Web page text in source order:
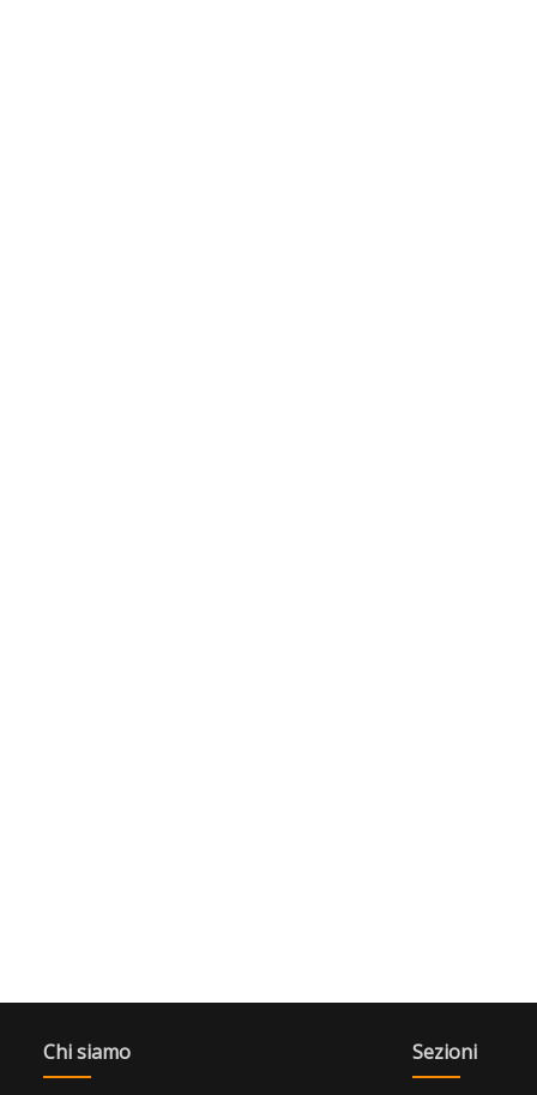
Chi siamo Sezioni